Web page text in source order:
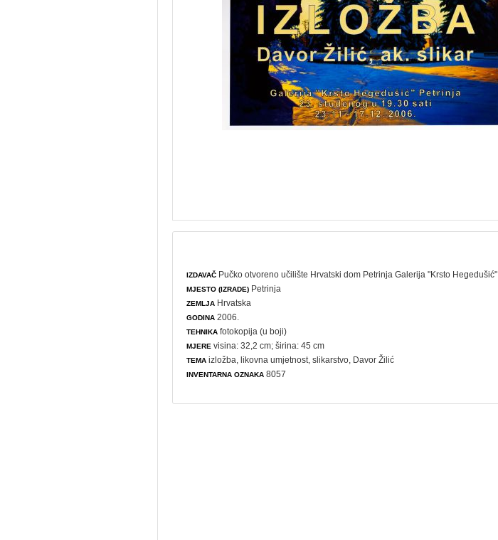
IZDAVAČ Pučko otvoreno učilište Hrvatski dom Petrinja Galerija "Krsto Hegedušić"
MJESTO (IZRADE) Petrinja
ZEMLJA Hrvatska
GODINA 2006.
TEHNIKA fotokopija (u boji)
MJERE visina: 32,2 cm; širina: 45 cm
TEMA izložba ,likovna umjetnost ,slikarstvo , Davor Žilić
INVENTARNA OZNAKA 8057